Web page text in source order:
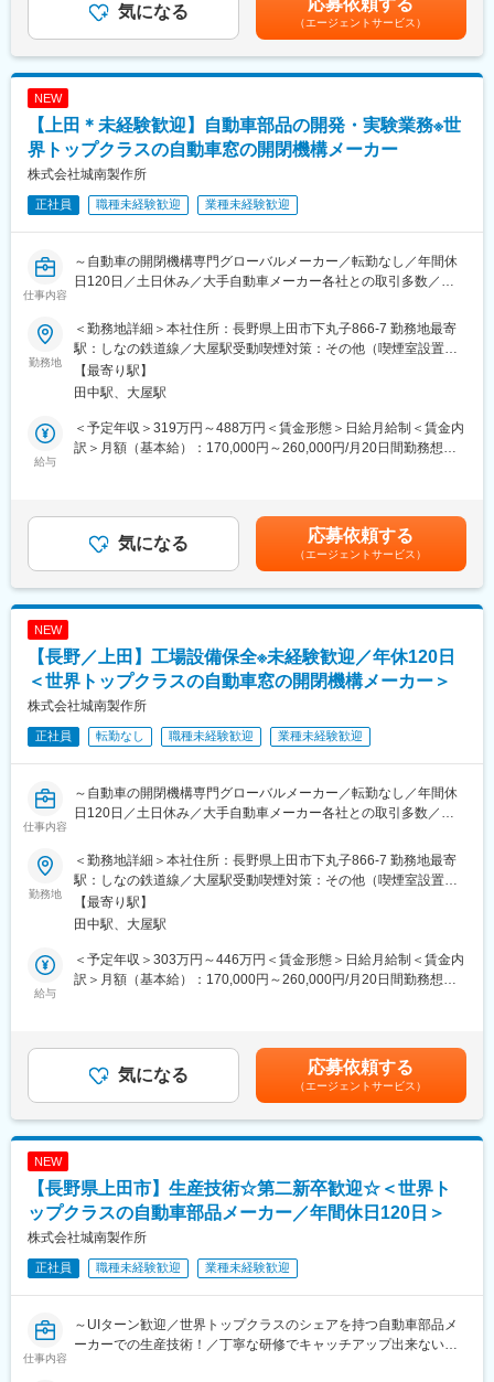
■当社について：
◇5Gの浸透やスマートフォンの高機能化などによって水晶デバイ
◇シチズングループは時計事業から始まり、現在は非時計事業を
ー・その他メーカーを顧客として、グローバルにビジネスを展
開。
◇主力製品は自動車関連部品や腕時計部品、セラミックスデバイ
す。
・オフィス設備（机・PC・通信環境など）の管理などの総務業務
・仕訳、買掛売掛金管理、請求書発行などの一部経理業務
・服装・ネイル・髪色も自由！
・転勤なしで長く働ける◎
■組織構成：
配属先の総務部は５名で、財務・経理・庶務・労務・インフラ管
■入社後のサポート体制：
ベテラン社員が3～5カ月ほどOJT研修を行います。
■当社の魅力
◎当社は半導体製造装置を作っております。スマホ・パソコン・
AI・自動車など、今の暮らしに欠かせない“チップ”をつくるための
機械を製造しております。AIやEVの進化で、半導体市場はこれか
らも急成長が期待されています♪
◎生産設備をシステムで繋ぎ、プログラムに従って自動で作業を
初よりお付き合いがあり、装置の中でも主要な部品の製造を行っ
変更することは稀で、安定的なお付き合いをしております。
めた表記です。
気になる 応募依頼する
（エージェントサービス）
NEW
【上田＊未経験歓迎】自動車部品の開発・実験業務※世
界トップクラスの自動車窓の開閉機構メーカー
株式会社城南製作所
正社員 職種未経験歓迎 業種未経験歓迎
仕事内容
～自動車の開閉機構専門グローバルメーカー／転勤なし／年間休
日120日／土日休み／大手自動車メーカー各社との取引多数／国
■業務内容：
・自動車部品（レギュレーター、ロック等）の開発、実験や試験
による製品評価業務を担当いただきます。
・実際の製品に対する、性能・特性等の各種試験及び実際の使用
環境を想定した実用試験、信頼性試験等を行います。
・上記の各業務を段階を踏んで順次習得できるよう指導します。
き、マネージャーを目指していただきたいと考えております。
■当社について：
更に近年では福祉機器や農業用機械等の新たな分野にも進出し、
更なる企業成長を目指しています。
■当社の魅力：
◇自動車の開閉機構専門メーカーとして、国内拠点（3か所）と海
対応しています。
◇自動車の窓ガラスを昇降させる、ドアウィンドレギュレーター
の品質管理によるたゆみない改良への努力が生かされています。
◇特にドア回り、ボディー回りの機能部品については、性能・安
全の両面において、各自動車メーカーから厚い信頼と高い評価を
得ています。
◇今後も引き続き、地域社会への貢献と多くのお客様からの多様
なニーズに応えるべく「ウインドレギュレーターの世界トップク
ラス」を目指し活動してまいります。
勤務地
＜勤務地詳細＞本社住所：長野県上田市下丸子866-7 勤務地最寄
駅：しなの鉄道線／大屋駅受動喫煙対策：その他（喫煙室設置）
変更の範囲：会社の定める事業所
【最寄り駅】
田中駅、大屋駅
給与
＜予定年収＞319万円～488万円＜賃金形態＞日給月給制＜賃金内
訳＞月額（基本給）：170,000円～260,000円/月20日間勤務想定
等）を除いた金額です。■昇給：年1回 1月あたり10,000円～
（前年度実績）■賞与：年2回 計4.00ヶ月分（前年度実績）賃金
はあくまでも目安の金額であり、選考を通じて上下する可能性が
あります。月給(月額)は固定手当を含めた表記です。
気になる 応募依頼する
（エージェントサービス）
NEW
【長野／上田】工場設備保全※未経験歓迎／年休120日
＜世界トップクラスの自動車窓の開閉機構メーカー＞
株式会社城南製作所
正社員 転勤なし 職種未経験歓迎 業種未経験歓迎
仕事内容
～自動車の開閉機構専門グローバルメーカー／転勤なし／年間休
日120日／土日休み／大手自動車メーカー各社との取引多数／国
■業務内容：
生産設備の予防保全、修理、改善、レイアウト変更に携わってい
ただきます。
【具体的な業務】
・年間計画による設備の定期点検
・設備故障時の修理対応
・突発修理削減に向けての予防保全業務
※主な管理対象設備：
プレス、樹脂成型機、溶接機、ロボット、組立自動機、天井クレ
ーン、コンプレッサー、高圧受変電設備
備保全部門のマネージャーを目指していただきたいと考えていま
す。
■当社について：
当社は、自動車用窓ガラスの昇降装置である”ドアウィンドレギュ
る自動車部品メーカーです。
更に近年では福祉機器や農業用機械等の新たな分野にも進出し、
勤務地
＜勤務地詳細＞本社住所：長野県上田市下丸子866-7 勤務地最寄
駅：しなの鉄道線／大屋駅受動喫煙対策：その他（喫煙室設置）
変更の範囲：会社の定める事業所
【最寄り駅】
田中駅、大屋駅
給与
＜予定年収＞303万円～446万円＜賃金形態＞日給月給制＜賃金内
訳＞月額（基本給）：170,000円～260,000円/月20日間勤務想定
等）を除いた金額です。■昇給：年1回 1月あたり10,000円～
（前年度実績）■賞与：年2回 計4.00ヶ月分（前年度実績）※夜
勤手当 1,000円／回賃金はあくまでも目安の金額であり、選考を
通じて上下する可能性があります。月給(月額)は固定手当を含めた
表記です。
気になる 応募依頼する
（エージェントサービス）
NEW
【長野県上田市】生産技術☆第二新卒歓迎☆＜世界ト
ップクラスの自動車部品メーカー／年間休日120日＞
株式会社城南製作所
正社員 職種未経験歓迎 業種未経験歓迎
仕事内容
～UIターン歓迎／世界トップクラスのシェアを持つ自動車部品メ
ーカーでの生産技術！／丁寧な研修でキャッチアップ出来ない不